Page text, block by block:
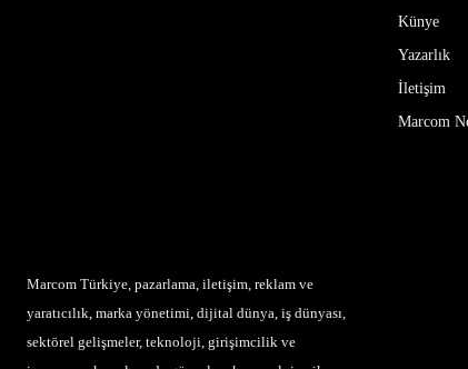
Marcom Türkiye, pazarlama, iletişim, reklam ve
yaratıcılık, marka yönetimi, dijital dünya, iş dünyası,
sektörel gelişmeler, teknoloji, girişimcilik ve
Künye
Yazarlık
İletişim
Marcom